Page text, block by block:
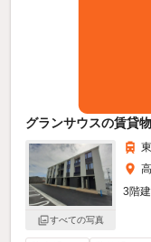
グランサウスの賃貸
すべての写真
3階